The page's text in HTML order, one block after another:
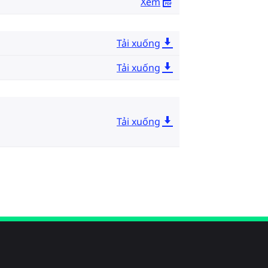
Tải xuống
Tải xuống
Tải xuống